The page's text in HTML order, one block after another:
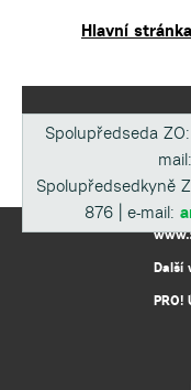
Hlavní stránka
Spolupředseda
mail:
Spolupředsedkyně
876 | e-mail:
Další
PRO!